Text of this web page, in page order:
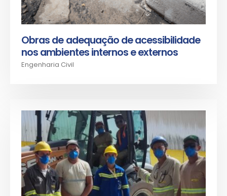
Obras de adequação de acessibilidade
nos ambientes internos e externos
Engenharia Civil